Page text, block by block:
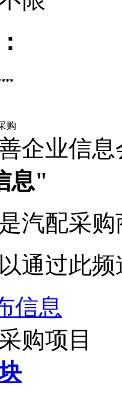
购
企业信
息"
汽配采
通过此
信息
购项目